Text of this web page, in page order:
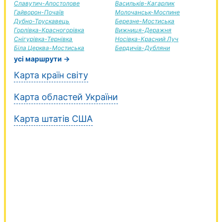
Славутич-Апостолове
Гайворон-Почаїв
Дубно-Трускавець
Горлівка-Красногорівка
Снігурівка-Тернівка
Біла Церква-Мостиська
Васильків-Кагарлик
Молочанськ-Моспине
Березне-Мостиська
Вижниця-Деражня
Носівка-Красний Луч
Бердичів-Дубляни
усі маршрути →
Карта країн світу
Карта областей України
Карта штатів США